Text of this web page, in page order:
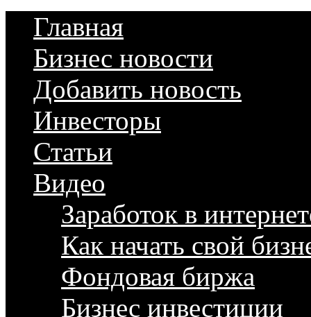
Главная
Бизнес новости
Добавить новость
Инвесторы
Статьи
Видео
Заработок в
Как начать свой
Фондовая биржа
Бизнес инвестиции